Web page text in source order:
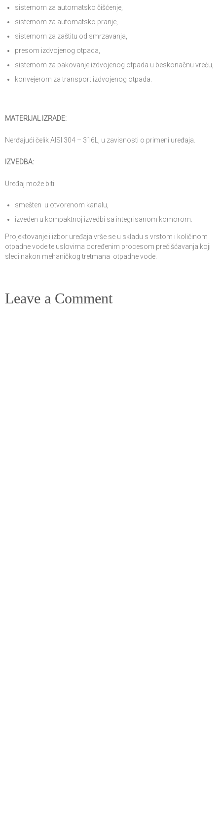
sistemom za automatsko čišćenje,
sistemom za automatsko pranje,
sistemom za zaštitu od smrzavanja,
presom izdvojenog otpada,
sistemom za pakovanje izdvojenog otpada u beskonačnu vreću,
konvejerom za transport izdvojenog otpada.
MATERIJAL IZRADE:
Nerđajući čelik AISI 304 – 316L, u zavisnosti o primeni uređaja.
IZVEDBA:
Uređaj može biti:
smešten u otvorenom kanalu,
izveden u kompaktnoj izvedbi sa integrisanom komorom.
Projektovanje i izbor uređaja vrše se u skladu s vrstom i količinom
otpadne vode te uslovima određenim procesom prečišćavanja koji
sledi nakon mehaničkog tretmana otpadne vode.
Leave a Comment